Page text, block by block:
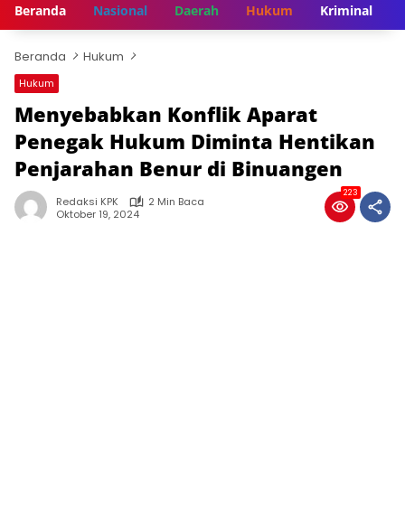
Beranda Nasional Daerah Hukum Kriminal
Beranda Hukum
Hukum
Menyebabkan Konflik Aparat
Penegak Hukum Diminta Hentikan
Penjarahan Benur di Binuangen
Redaksi KPK
2 Min Baca
Oktober 19, 2024
223